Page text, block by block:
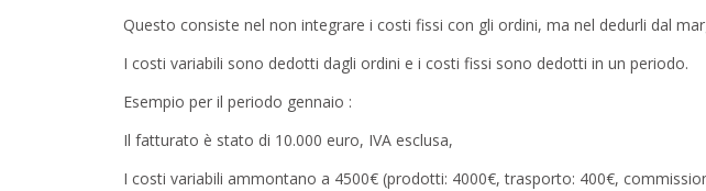
Questo consiste nel non integrare i costi fissi con gli ordini, ma nel dedurli dal
I costi variabili sono dedotti dagli ordini e i costi fissi sono dedotti in un periodo.
Esempio per il periodo gennaio :
Il fatturato è stato di 10.000 euro, IVA esclusa,
I costi variabili ammontano a 4500€ (prodotti: 4000€, trasporto: 400€,